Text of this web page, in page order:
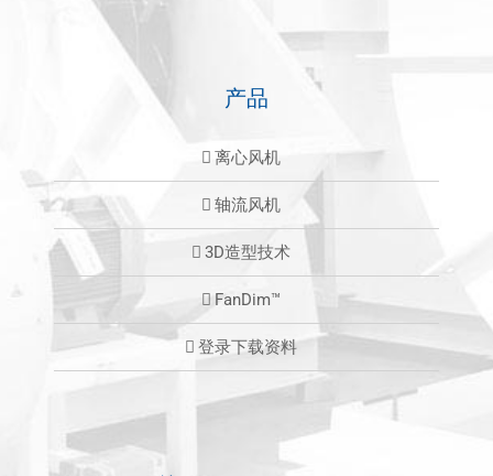
产品
离心风机
轴流风机
3D造型技术
FanDim™
登录下载资料